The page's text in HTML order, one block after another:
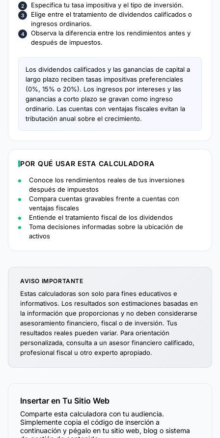
Especifica tu tasa impositiva y el tipo de inversión.
Elige entre el tratamiento de dividendos calificados o
ingresos ordinarios.
Observa la diferencia entre los rendimientos antes y
después de impuestos.
Los dividendos calificados y las ganancias de capital a
largo plazo reciben tasas impositivas preferenciales
(0%, 15% o 20%). Los ingresos por intereses y las
ganancias a corto plazo se gravan como ingreso
ordinario. Las cuentas con ventajas fiscales evitan la
tributación anual sobre el crecimiento.
POR QUÉ USAR ESTA CALCULADORA
Conoce los rendimientos reales de tus inversiones
después de impuestos
Compara cuentas gravables frente a cuentas con
ventajas fiscales
Entiende el tratamiento fiscal de los dividendos
Toma decisiones informadas sobre la ubicación de
activos
AVISO IMPORTANTE
Estas calculadoras son solo para fines educativos e
informativos. Los resultados son estimaciones basadas en
la información que proporcionas y no deben considerarse
asesoramiento financiero, fiscal o de inversión. Tus
resultados reales pueden variar. Para orientación
personalizada, consulta a un asesor financiero calificado,
profesional fiscal u otro experto apropiado.
Insertar en Tu Sitio Web
Comparte esta calculadora con tu audiencia.
Simplemente copia el código de inserción a
continuación y pégalo en tu sitio web, blog o sistema